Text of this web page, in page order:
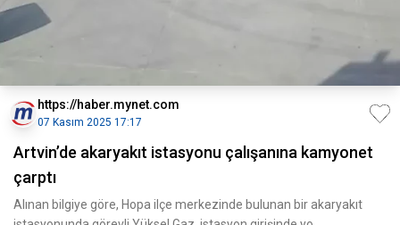
https://haber.mynet.com
07 Kasım 2025 17:17
Artvin’de akaryakıt istasyonu çalışanına kamyonet
çarptı
Alınan bilgiye göre, Hopa ilçe merkezinde bulunan bir akaryakıt